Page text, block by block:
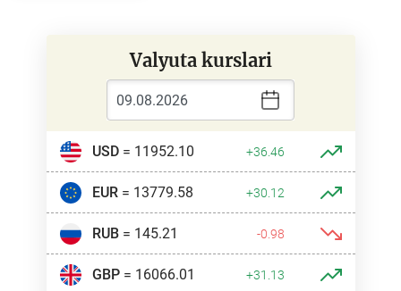
Valyuta kurslari
USD= 11952.10 +36.46
EUR= 13779.58 +30.12
RUB= 145.21 -0.98
GBP= 16066.01 +31.13